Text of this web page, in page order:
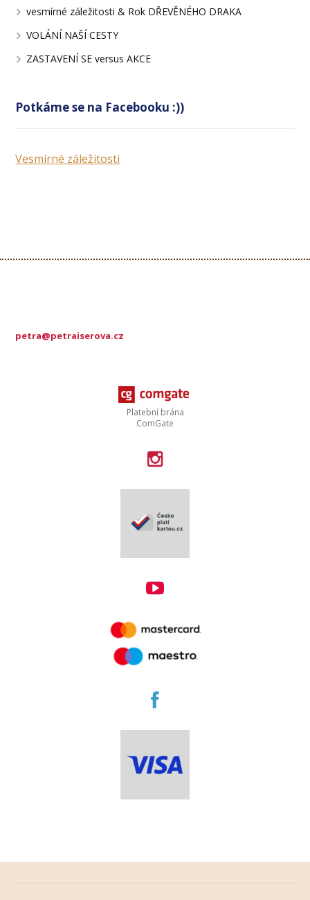
vesmírné záležitosti & Rok DŘEVĚNÉHO DRAKA
VOLÁNÍ NAŠÍ CESTY
ZASTAVENÍ SE versus AKCE
Potkáme se na Facebooku :))
Vesmírné záležitosti
petra@petraiserova.cz
Platební brána
ComGate